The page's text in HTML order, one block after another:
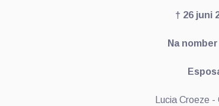
† 26 juni
Na
Lucia Croeze -